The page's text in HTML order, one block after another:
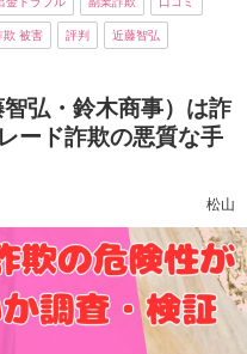
欺 被害 評判 近藤智弘
智弘・鈴木商事）は詐
ード詐欺の悪質な手
松山